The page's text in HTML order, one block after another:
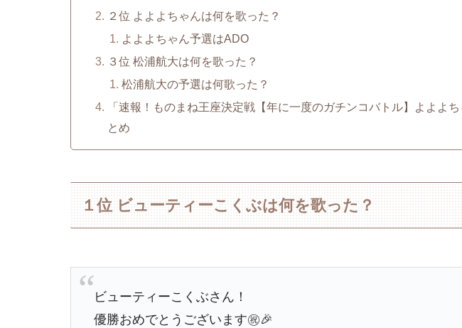
２位 よよよちゃんは何を歌った？
よよよちゃん予選はADO
３位 松浦航大は何を歌った？
松浦航大の予選は何歌った？
「速報！ものまね王座決定戦【年に一度のガチンコバトル】よよよ
とめ
１位 ビューティーこくぶは何を歌った？
ビューティーこくぶさん！
優勝おめでとうございます㊗️🎉